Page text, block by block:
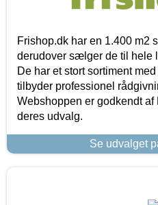
Frishop.dk har en 1.400 m2
derudover sælger de til hele
De har et stort sortiment
tilbyder professionel
Webshoppen er godkendt
deres udvalg.
Se udvalget